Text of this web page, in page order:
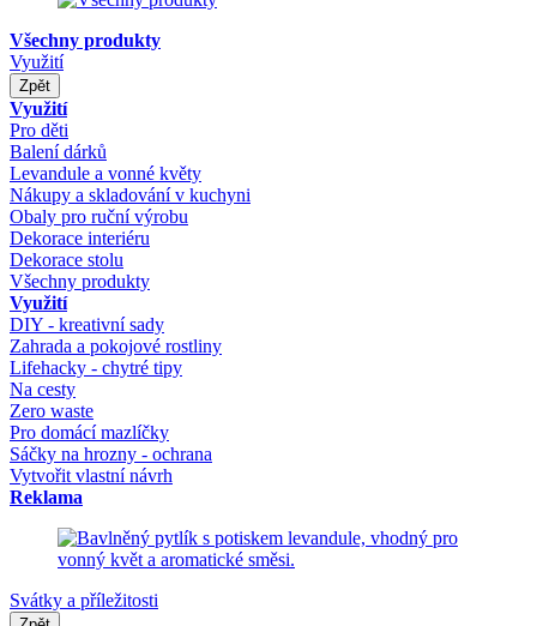
Všechny produkty
Využití
Zpět
Využití
Pro děti
Balení dárků
Levandule a vonné květy
Nákupy a skladování v kuchyni
Obaly pro ruční výrobu
Dekorace interiéru
Dekorace stolu
Všechny produkty
Využití
DIY - kreativní sady
Zahrada a pokojové rostliny
Lifehacky - chytré tipy
Na cesty
Zero waste
Pro domácí mazlíčky
Sáčky na hrozny - ochrana
Vytvořit vlastní návrh
Reklama
Svátky a příležitosti